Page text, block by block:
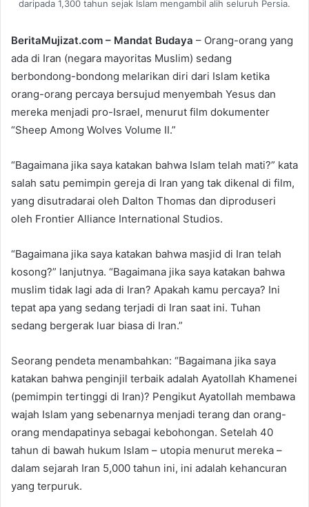
daripada 1,300 tahun sejak Islam mengambil alih seluruh Persia.
BeritaMujizat.com – Mandat Budaya – Orang-orang yang
ada di Iran (negara mayoritas Muslim) sedang
berbondong-bondong melarikan diri dari Islam ketika
orang-orang percaya bersujud menyembah Yesus dan
mereka menjadi pro-Israel, menurut film dokumenter
“Sheep Among Wolves Volume II.”
“Bagaimana jika saya katakan bahwa Islam telah mati?” kata
salah satu pemimpin gereja di Iran yang tak dikenal di film,
yang disutradarai oleh Dalton Thomas dan diproduseri
oleh Frontier Alliance International Studios.
“Bagaimana jika saya katakan bahwa masjid di Iran telah
kosong?” lanjutnya. “Bagaimana jika saya katakan bahwa
muslim tidak lagi ada di Iran? Apakah kamu percaya? Ini
tepat apa yang sedang terjadi di Iran saat ini. Tuhan
sedang bergerak luar biasa di Iran.”
Seorang pendeta menambahkan: “Bagaimana jika saya
katakan bahwa penginjil terbaik adalah Ayatollah Khamenei
(pemimpin tertinggi di Iran)? Pengikut Ayatollah membawa
wajah Islam yang sebenarnya menjadi terang dan orang-
orang mendapatinya sebagai kebohongan. Setelah 40
tahun di bawah hukum Islam – utopia menurut mereka –
dalam sejarah Iran 5,000 tahun ini, ini adalah kehancuran
yang terpuruk.